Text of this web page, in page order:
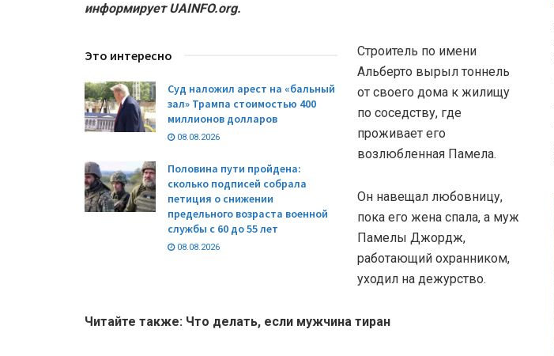
информирует UAINFO.org.
Это интересно
Суд наложил арест на «бальный
зал» Трампа стоимостью 400
миллионов долларов
08.08.2026
Половина пути пройдена:
сколько подписей собрала
петиция о снижении
предельного возраста военной
службы с 60 до 55 лет
08.08.2026
Строитель по имени
Альберто вырыл тоннель
от своего дома к жилищу
по соседству, где
проживает его
возлюбленная Памела.
Он навещал любовницу,
пока его жена спала, а муж
Памелы Джордж,
работающий охранником,
уходил на дежурство.
Читайте также: Что делать, если мужчина тиран